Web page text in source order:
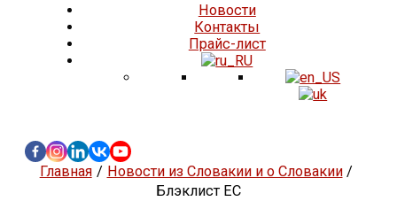
Новости
Контакты
Прайс-лист
Главная
Новости из Словакии и о Словакии
Блэклист ЕС